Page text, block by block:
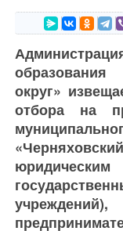
округ»
отбора на